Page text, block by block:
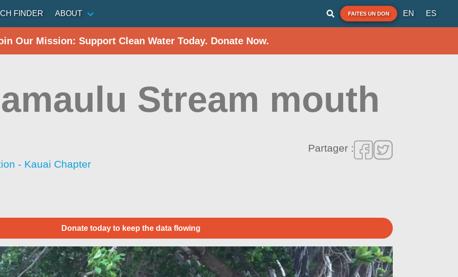
FINDER ABOUT FAITES UN DON EN ES
Our Mission: Support Clean Water Today. Donate Now.
Stream mouth
- Kauai Chapter
Partager :
Donate today to keep the data flowing